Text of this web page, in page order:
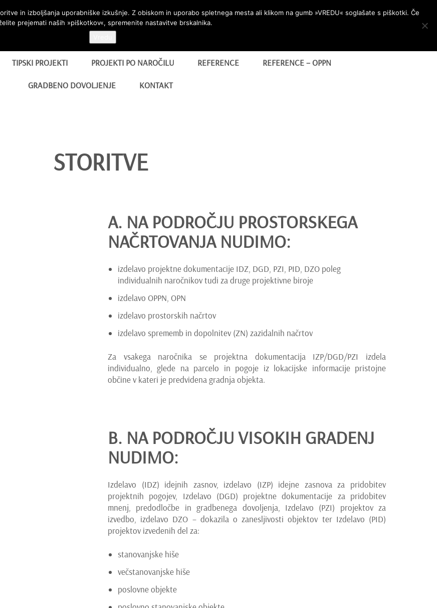
TIPSKI PROJEKTI PROJEKTI PO NAROČILU REFERENCE REFERENCE – OPPN
GRADBENO DOVOLJENJE KONTAKT
STORITVE
A. NA PODROČJU PROSTORSKEGA
NAČRTOVANJA NUDIMO:
izdelavo projektne dokumentacije IDZ, DGD, PZI, PID, DZO poleg
individualnih naročnikov tudi za druge projektivne biroje
izdelavo OPPN, OPN
izdelavo prostorskih načrtov
izdelavo sprememb in dopolnitev (ZN) zazidalnih načrtov
Za vsakega naročnika se projektna dokumentacija IZP/DGD/PZI izdela
individualno, glede na parcelo in pogoje iz lokacijske informacije pristojne
občine v kateri je predvidena gradnja objekta.
B. NA PODROČJU VISOKIH GRADENJ
NUDIMO:
Izdelavo (IDZ) idejnih zasnov, izdelavo (IZP) idejne zasnova za pridobitev
projektnih pogojev, Izdelavo (DGD) projektne dokumentacije za pridobitev
mnenj, predodločbe in gradbenega dovoljenja, Izdelavo (PZI) projektov za
izvedbo, izdelavo DZO – dokazila o zanesljivosti objektov ter Izdelavo (PID)
projektov izvedenih del za:
stanovanjske hiše
večstanovanjske hiše
poslovne objekte
in izboljšanja uporabniške izkušnje. Z obiskom in uporabo spletnega mesta ali klikom na gumb »VREDU« soglašate s piškotki. Če
prejemati naših »piškotkov«, spremenite nastavitve brskalnika.